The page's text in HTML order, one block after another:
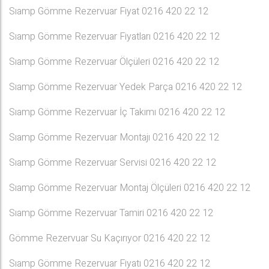
Sıamp Gömme Rezervuar Fiyat 0216 420 22 12
Sıamp Gömme Rezervuar Fiyatları 0216 420 22 12
Sıamp Gömme Rezervuar Ölçüleri 0216 420 22 12
Sıamp Gömme Rezervuar Yedek Parça 0216 420 22 12
Sıamp Gömme Rezervuar İç Takımı 0216 420 22 12
Sıamp Gömme Rezervuar Montajı 0216 420 22 12
Sıamp Gömme Rezervuar Servisi 0216 420 22 12
Sıamp Gömme Rezervuar Montaj Ölçüleri 0216 420 22 12
Sıamp Gömme Rezervuar Tamiri 0216 420 22 12
Gömme Rezervuar Su Kaçırıyor 0216 420 22 12
Sıamp Gömme Rezervuar Fiyatı 0216 420 22 12